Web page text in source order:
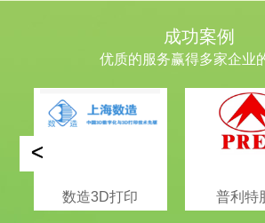
成功案例
优质的服务赢得多家企业
数造3D打印 普利特
<